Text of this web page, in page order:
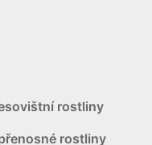
rostliny
rostliny